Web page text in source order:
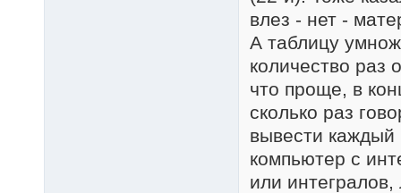
влез - нет -
А таблицу
количество раз
что проще, в
сколько раз
вывести каждый
компьютер с
или